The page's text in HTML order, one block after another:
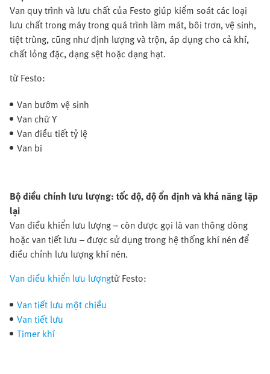
Van quy trình và lưu chất của Festo giúp kiểm soát các loại
lưu chất trong máy trong quá trình làm mát, bôi trơn, vệ sinh,
tiệt trùng, cũng như định lượng và trộn, áp dụng cho cả khí,
chất lỏng đặc, dạng sệt hoặc dạng hạt.
từ Festo:
Van bướm vệ sinh
Van chữ Y
Van điều tiết tỷ lệ
Van bi
Bộ điều chỉnh lưu lượng: tốc độ, độ ổn định và khả năng lặp
lại
Van điều khiển lưu lượng – còn được gọi là van thông dòng
hoặc van tiết lưu – được sử dụng trong hệ thống khí nén để
điều chỉnh lưu lượng khí nén.
Van điều khiển lưu lượngtừ Festo:
Van tiết lưu một chiều
Van tiết lưu
Timer khí